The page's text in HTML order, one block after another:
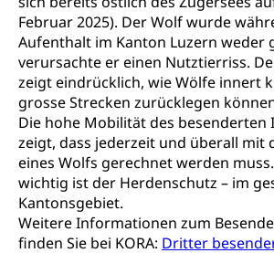
Februar 2025). Der Wolf wurde
Aufenthalt im Kanton Luzern weder
verursachte er einen Nutztierriss.
zeigt eindrücklich, wie Wölfe innert
grosse Strecken zurücklegen
Die hohe Mobilität des besenderten
zeigt, dass jederzeit und überall mit
eines Wolfs gerechnet werden
wichtig ist der Herdenschutz – im
Kantonsgebiet.
Weitere Informationen zum
finden Sie bei KORA: Dritter